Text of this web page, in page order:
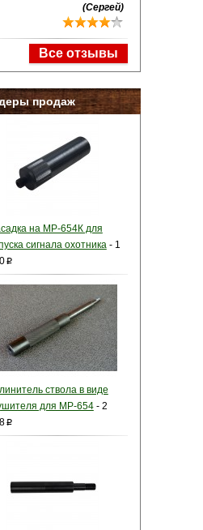
(Сергей)
Все отзывы
продаж
на МР-654К для
сигнала охотника- 1
p
ствола в виде
для МР-654- 2
p